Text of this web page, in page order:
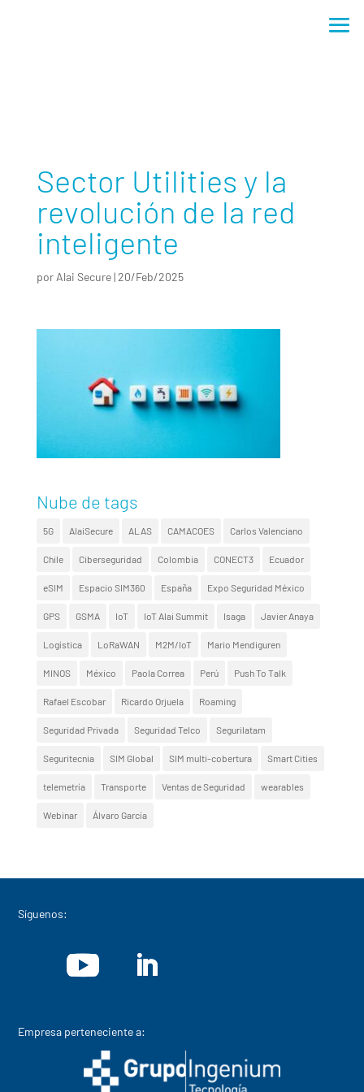
Sector Utilities y la
revolución de la red
inteligente
por Alai Secure|20/Feb/2025
Nube de tags
5G AlaiSecure ALAS CAMACOES Carlos Valenciano
Chile Ciberseguridad Colombia CONECT3 Ecuador
eSIM Espacio SIM360 España Expo Seguridad México
GPS GSMA IoT IoT Alai Summit Isaga Javier Anaya
Logística LoRaWAN M2M/IoT Mario Mendiguren
MINOS México Paola Correa Perú Push To Talk
Rafael Escobar Ricardo Orjuela Roaming
Seguridad Privada Seguridad Telco Segurilatam
Seguritecnia SIM Global SIM multi-cobertura Smart Cities
telemetría Transporte Ventas de Seguridad wearables
Webinar Álvaro García
Síguenos:
Empresa perteneciente a: